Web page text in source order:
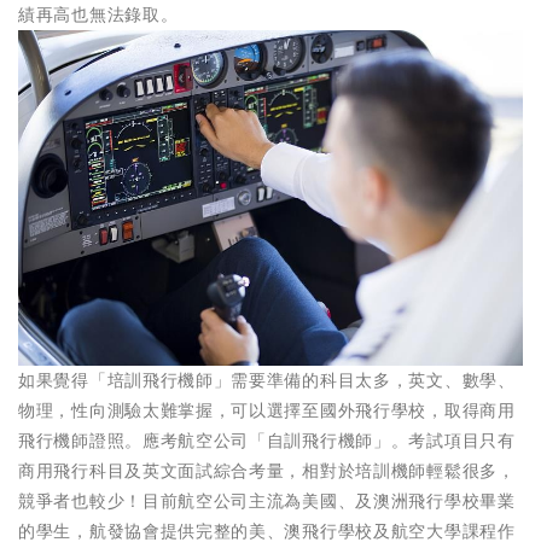
績再高也無法錄取。
如果覺得「培訓飛行機師」需要準備的科目太多，英文、數學、
物理，性向測驗太難掌握，可以選擇至國外飛行學校，取得商用
飛行機師證照。應考航空公司「自訓飛行機師」。考試項目只有
商用飛行科目及英文面試綜合考量，相對於培訓機師輕鬆很多，
競爭者也較少！目前航空公司主流為美國、及澳洲飛行學校畢業
的學生，航發協會提供完整的美、澳飛行學校及航空大學課程作